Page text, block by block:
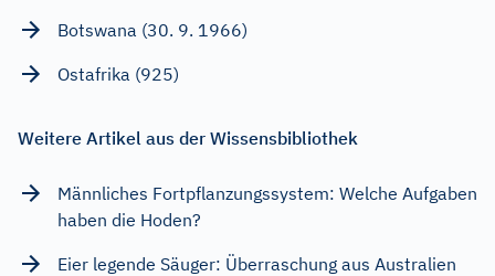
Botswana (30. 9. 1966)
Ostafrika (925)
Weitere Artikel aus der Wissensbibliothek
Männliches Fortpflanzungssystem: Welche Aufgaben
haben die Hoden?
Eier legende Säuger: Überraschung aus Australien